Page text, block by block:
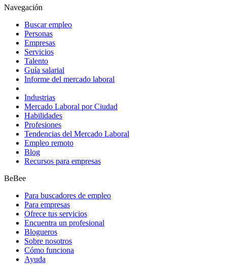
Navegación
Buscar empleo
Personas
Empresas
Servicios
Talento
Guía salarial
Informe del mercado laboral
Industrias
Mercado Laboral por Ciudad
Habilidades
Profesiones
Tendencias del Mercado Laboral
Empleo remoto
Blog
Recursos para empresas
BeBee
Para buscadores de empleo
Para empresas
Ofrece tus servicios
Encuentra un profesional
Blogueros
Sobre nosotros
Cómo funciona
Ayuda